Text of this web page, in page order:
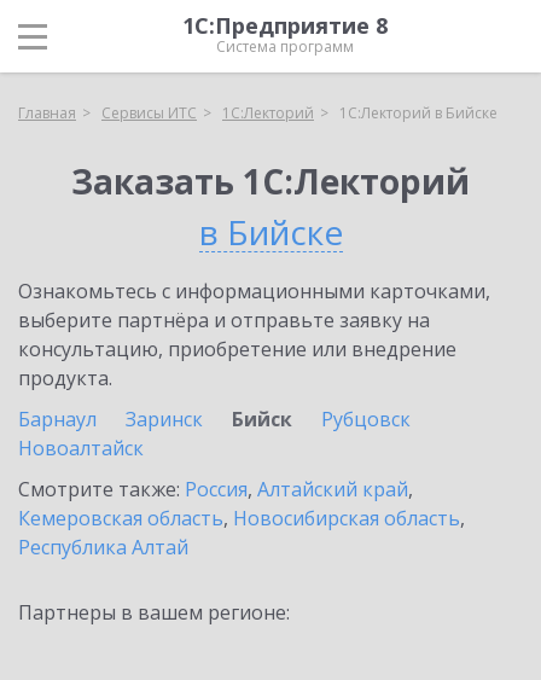
1С:Предприятие 8
Система программ
Главная Сервисы ИТС 1С:Лекторий 1С:Лекторий в Бийске
Заказать 1С:Лекторий
в Бийске
Ознакомьтесь с информационными карточками,
выберите партнёра и отправьте заявку на
консультацию, приобретение или внедрение
продукта.
Барнаул
Заринск Бийск
Рубцовск
Новоалтайск
Смотрите также: Россия, Алтайский край,
Кемеровская область, Новосибирская область,
Республика Алтай
Партнеры в вашем регионе: